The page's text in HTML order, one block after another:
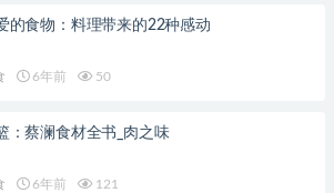
的食物：料理带来的22种感动
6年前 50
：蔡澜食材全书_肉之味
6年前 121